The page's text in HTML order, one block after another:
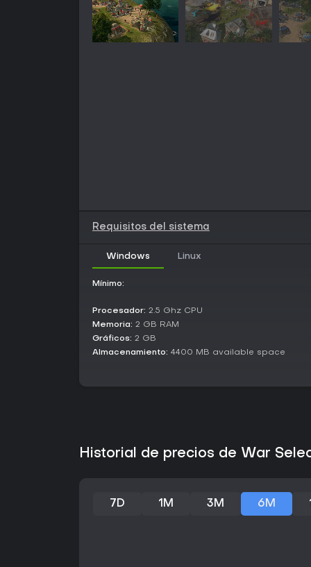
Requisitos del sistema
Windows Linux
Mínimo:
Procesador: 2.5 Ghz CPU
Memoria: 2 GB RAM
Gráficos: 2 GB
Almacenamiento: 4400 MB available space
Historial de precios de War
7D 1M 3M 6M